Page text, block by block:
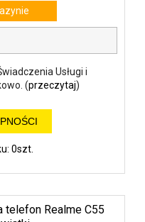
Usługi i
(przeczytaj)
0szt.